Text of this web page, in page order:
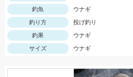
釣魚
ウナギ
釣り方
投げ釣り
釣果
ウナギ
サイズ
ウナギ